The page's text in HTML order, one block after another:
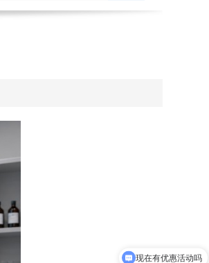
现在有优惠活动吗